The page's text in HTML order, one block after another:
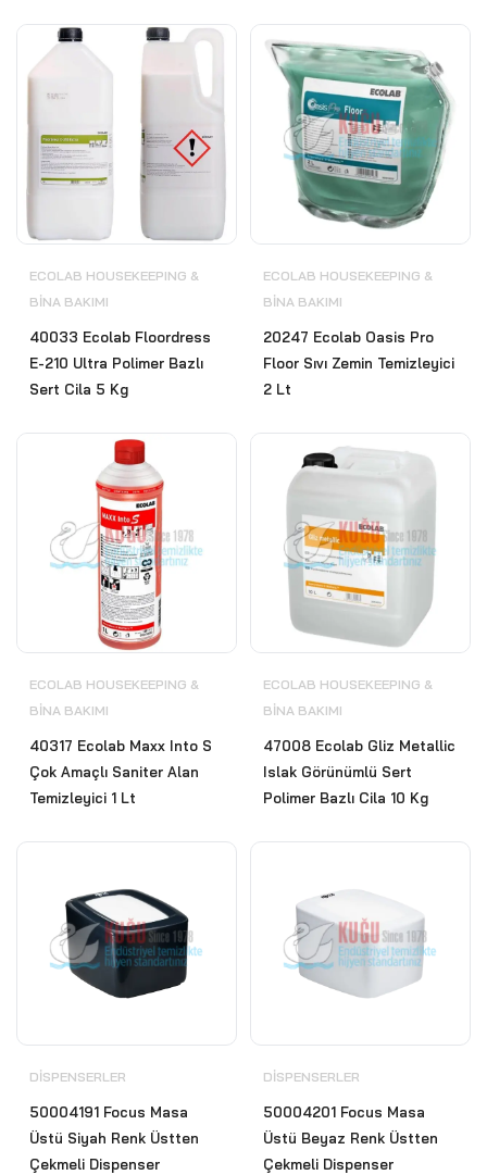
ECOLAB HOUSEKEEPING &
BİNA BAKIMI
40033 Ecolab Floordress
E-210 Ultra Polimer Bazlı
Sert Cila 5 Kg
ECOLAB HOUSEKEEPING &
BİNA BAKIMI
20247 Ecolab Oasis Pro
Floor Sıvı Zemin Temizleyici
2 Lt
ECOLAB HOUSEKEEPING &
BİNA BAKIMI
40317 Ecolab Maxx Into S
Çok Amaçlı Saniter Alan
Temizleyici 1 Lt
ECOLAB HOUSEKEEPING &
BİNA BAKIMI
47008 Ecolab Gliz Metallic
Islak Görünümlü Sert
Polimer Bazlı Cila 10 Kg
DISPENSERLER
50004191 Focus Masa
Üstü Siyah Renk Üstten
Çekmeli Dispenser
DISPENSERLER
50004201 Focus Masa
Üstü Beyaz Renk Üstten
Çekmeli Dispenser